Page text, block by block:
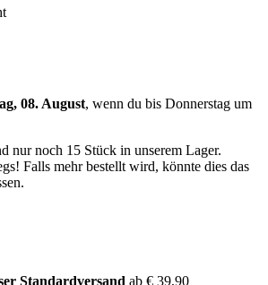
08. August, wenn du bis Donnerstag um
nur noch 15 Stück in unserem Lager.
Falls mehr bestellt wird, könnte dies das
Standardversand ab € 39,90